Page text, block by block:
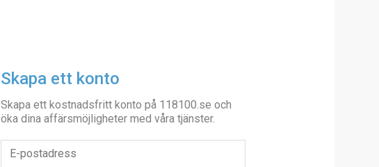
Skapa ett konto
Skapa ett kostnadsfritt konto på 118100.se och
öka dina affärsmöjligheter med våra tjänster.